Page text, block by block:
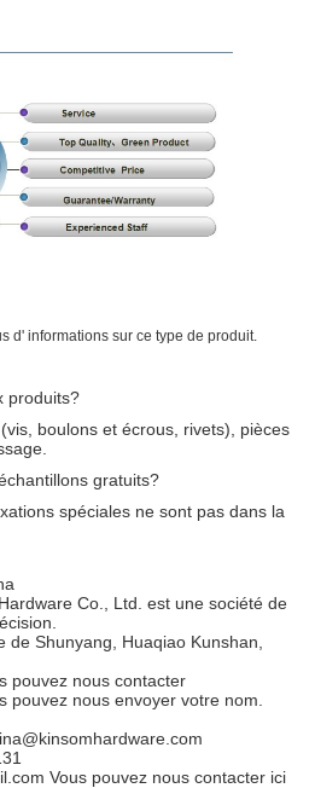
d' informations sur ce type de produit.
produits?
boulons et écrous, rivets), pièces
gratuits?
spéciales ne sont pas dans la
Co., Ltd. est une société de
de Shunyang, Huaqiao Kunshan,
pouvez nous contacter
pouvez nous envoyer votre nom.
Vous pouvez nous contacter ici